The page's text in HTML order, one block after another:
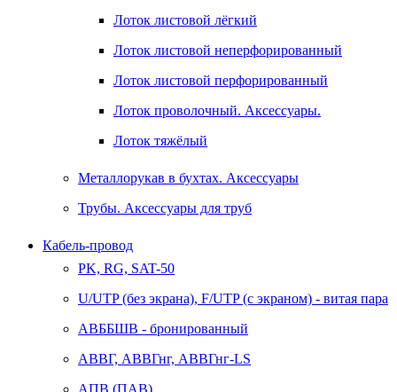
Лоток листовой лёгкий
Лоток листовой неперфорированный
Лоток листовой перфорированный
Лоток проволочный. Аксессуары.
Лоток тяжёлый
Металлорукав в бухтах. Аксессуары
Трубы. Аксессуары для труб
Кабель-провод
PK, RG, SAT-50
U/UTP (без экрана), F/UTP (с экраном) - витая пара
АВББШВ - бронированный
АВВГ, АВВГнг, АВВГнг-LS